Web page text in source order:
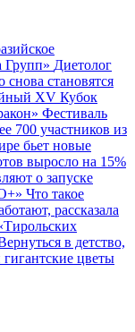
Групп» Диетолог
становятся
XV Кубок
Фестиваль
700 участников из
бьет новые
выросло на 15%
о запуске
Что такое
рассказала
в детство,
цветы